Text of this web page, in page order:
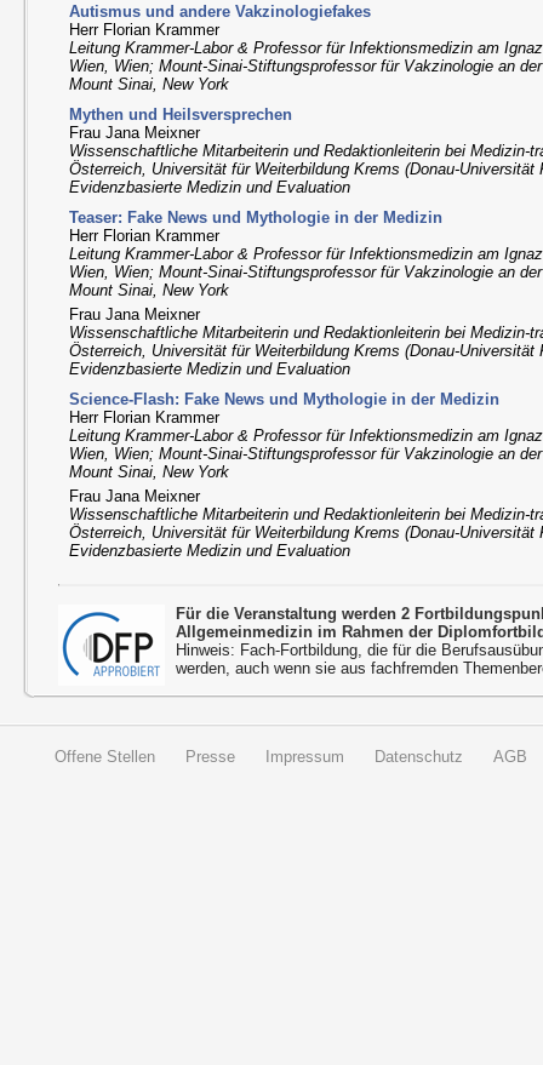
Autismus und andere Vakzinologiefakes
Herr Florian Krammer
Leitung Krammer-Labor & Professor für Infektionsmedizin am
Wien, Wien; Mount-Sinai-Stiftungsprofessor für Vakzinologie an
Mount Sinai, New York
Mythen und Heilsversprechen
Frau Jana Meixner
Wissenschaftliche Mitarbeiterin und Redaktionleiterin bei Medizin-
Österreich, Universität für Weiterbildung Krems (Donau-Universität
Evidenzbasierte Medizin und Evaluation
Teaser: Fake News und Mythologie in der Medizin
Herr Florian Krammer
Leitung Krammer-Labor & Professor für Infektionsmedizin am
Wien, Wien; Mount-Sinai-Stiftungsprofessor für Vakzinologie an
Mount Sinai, New York
Frau Jana Meixner
Wissenschaftliche Mitarbeiterin und Redaktionleiterin bei Medizin-
Österreich, Universität für Weiterbildung Krems (Donau-Universität
Evidenzbasierte Medizin und Evaluation
Science-Flash: Fake News und Mythologie in der Medizin
Herr Florian Krammer
Leitung Krammer-Labor & Professor für Infektionsmedizin am
Wien, Wien; Mount-Sinai-Stiftungsprofessor für Vakzinologie an
Mount Sinai, New York
Frau Jana Meixner
Wissenschaftliche Mitarbeiterin und Redaktionleiterin bei Medizin-
Österreich, Universität für Weiterbildung Krems (Donau-Universität
Evidenzbasierte Medizin und Evaluation
Für die Veranstaltung werden 2
Allgemeinmedizin im Rahmen der
Hinweis: Fach-Fortbildung, die für die
werden, auch wenn sie aus fachfremden
Offene Stellen Presse Impressum Datenschutz AGB